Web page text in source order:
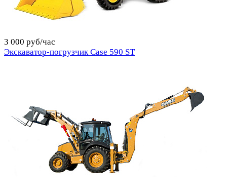
3 000 руб/час
Экскаватор-погрузчик Case 590 ST